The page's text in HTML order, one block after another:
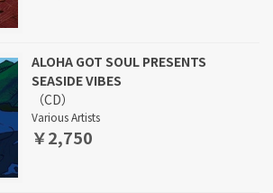
ALOHA GOT SOUL PRESENTS
SEASIDE VIBES
（CD）
Various Artists
￥2,750